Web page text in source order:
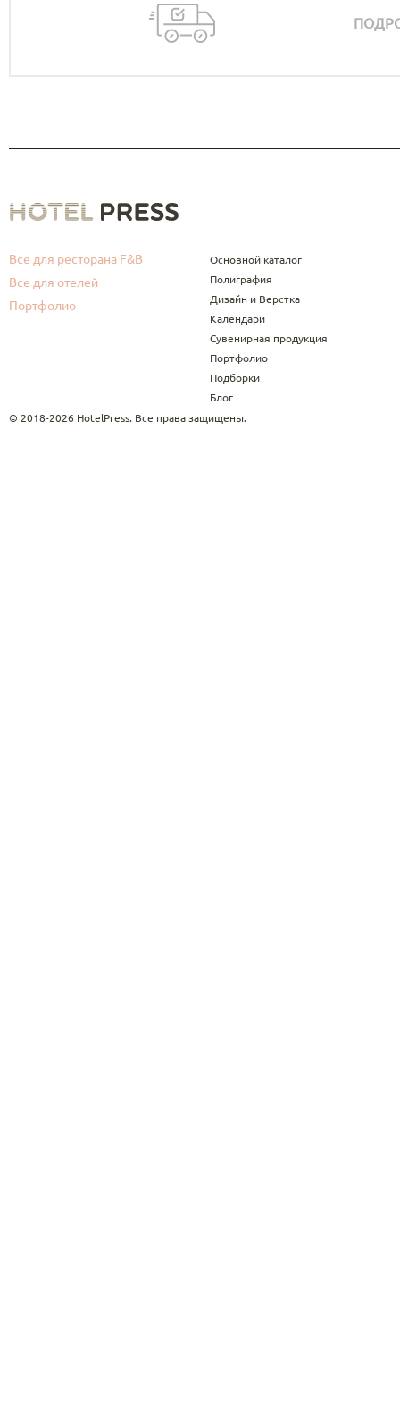
Все для ресторана F&B
Все для отелей
Портфолио
Основной каталог
Полиграфия
Дизайн и Верстка
Календари
Сувенирная продукция
Портфолио
Подборки
Блог
© 2018-2026 HotelPress. Все права защищены.